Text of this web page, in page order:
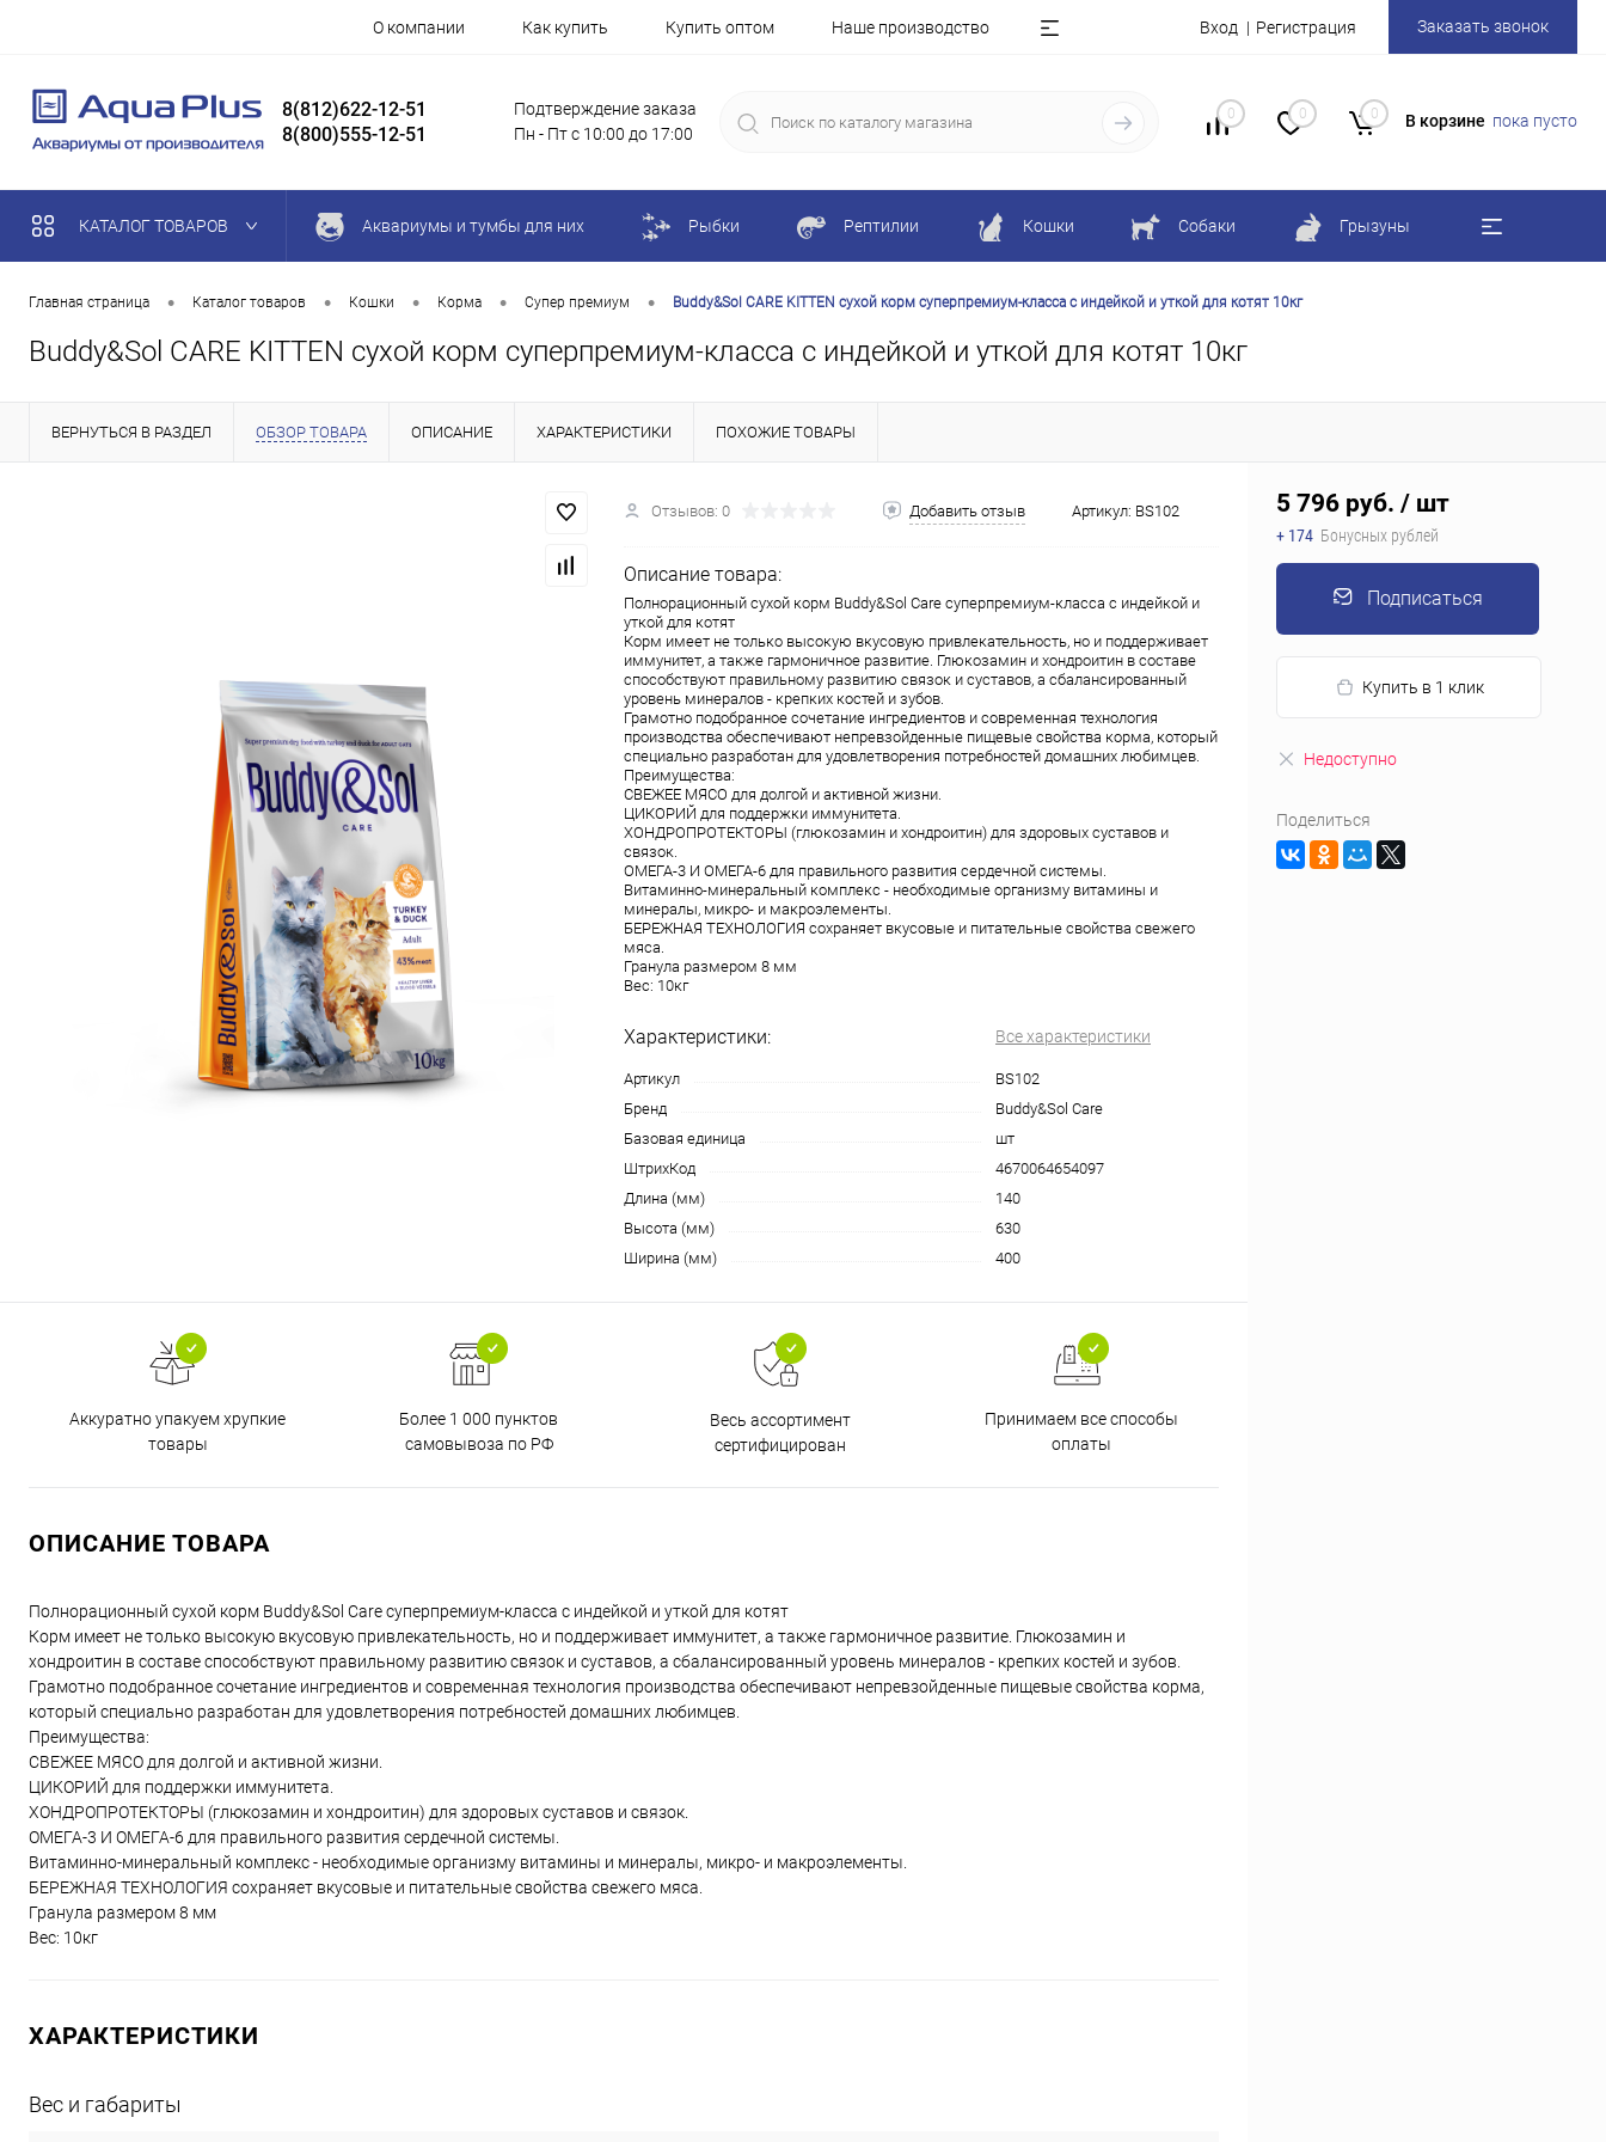
О компании Как купить Купить оптом Наше производство Вход Регистрация Заказать звонок
8(812)622-12-51
8(800)555-12-51
Подтверждение заказа
Пн - Пт с 10:00 до 17:00
0 0 0 В корзине пока пусто
КАТАЛОГ ТОВАРОВ Аквариумы и тумбы для них Рыбки Рептилии Кошки Собаки Грызуны
Главная страница • Каталог товаров • Кошки • Корма • Супер премиум • Buddy&Sol CARE KITTEN сухой корм суперпремиум-класса с индейкой и уткой для котят 10кг
Buddy&Sol CARE KITTEN сухой корм суперпремиум-класса с индейкой и уткой для котят 10кг
ВЕРНУТЬСЯ В РАЗДЕЛ ОБЗОР ТОВАРА ОПИСАНИЕ ХАРАКТЕРИСТИКИ ПОХОЖИЕ ТОВАРЫ
Отзывов: 0 Добавить отзыв Артикул: BS102
Описание товара:
Полнорационный сухой корм Buddy&Sol Care суперпремиум-класса с индейкой и
уткой для котят
Корм имеет не только высокую вкусовую привлекательность, но и поддерживает
иммунитет, а также гармоничное развитие. Глюкозамин и хондроитин в составе
способствуют правильному развитию связок и суставов, а сбалансированный
уровень минералов - крепких костей и зубов.
Грамотно подобранное сочетание ингредиентов и современная технология
производства обеспечивают непревзойденные пищевые свойства корма, который
специально разработан для удовлетворения потребностей домашних любимцев.
Преимущества:
СВЕЖЕЕ МЯСО для долгой и активной жизни.
ЦИКОРИЙ для поддержки иммунитета.
ХОНДРОПРОТЕКТОРЫ (глюкозамин и хондроитин) для здоровых суставов и
связок.
ОМЕГА-3 И ОМЕГА-6 для правильного развития сердечной системы.
Витаминно-минеральный комплекс - необходимые организму витамины и
минералы, микро- и макроэлементы.
БЕРЕЖНАЯ ТЕХНОЛОГИЯ сохраняет вкусовые и питательные свойства свежего
мяса.
Гранула размером 8 мм
Вес: 10кг
Характеристики: Все характеристики
Артикул
BS102
Бренд
Buddy&Sol Care
Базовая единица
шт
ШтрихКод
4670064654097
Длина (мм)
140
Высота (мм)
630
Ширина (мм)
400
Аккуратно упакуем хрупкие
товары
Более 1 000 пунктов
самовывоза по РФ
Весь ассортимент
сертифицирован
Принимаем все способы
оплаты
ОПИСАНИЕ ТОВАРА
Полнорационный сухой корм Buddy&Sol Care суперпремиум-класса с индейкой и уткой для котят
Корм имеет не только высокую вкусовую привлекательность, но и поддерживает иммунитет, а также гармоничное развитие. Глюкозамин и
хондроитин в составе способствуют правильному развитию связок и суставов, а сбалансированный уровень минералов - крепких костей и зубов.
Грамотно подобранное сочетание ингредиентов и современная технология производства обеспечивают непревзойденные пищевые свойства корма,
который специально разработан для удовлетворения потребностей домашних любимцев.
Преимущества:
СВЕЖЕЕ МЯСО для долгой и активной жизни.
ЦИКОРИЙ для поддержки иммунитета.
ХОНДРОПРОТЕКТОРЫ (глюкозамин и хондроитин) для здоровых суставов и связок.
ОМЕГА-3 И ОМЕГА-6 для правильного развития сердечной системы.
Витаминно-минеральный комплекс - необходимые организму витамины и минералы, микро- и макроэлементы.
БЕРЕЖНАЯ ТЕХНОЛОГИЯ сохраняет вкусовые и питательные свойства свежего мяса.
Гранула размером 8 мм
Вес: 10кг
ХАРАКТЕРИСТИКИ
Вес и габариты
5 796 руб. / шт
+ 174 Бонусных рублей
Подписаться
Купить в 1 клик
Недоступно
Поделиться